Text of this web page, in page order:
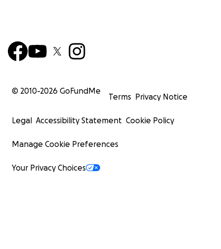
© 2010-2026 GoFundMe
Terms Privacy Notice
Legal Accessibility Statement Cookie Policy
Manage Cookie Preferences
Your Privacy Choices